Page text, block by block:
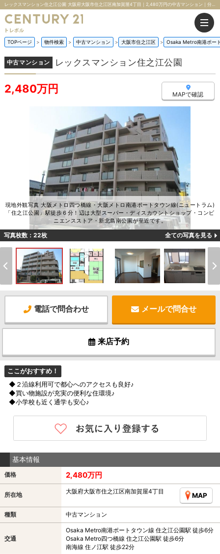
レックスマンション住之江公園 大阪府大阪市住之江区南加賀屋4丁目｜2,480万円の中古マンション｜分譲住宅や新築物件｜株式会社トレボル
TOPページ 物件検索 中古マンション 大阪市住之江区 Osaka Metro南港ポー
中古マンション レックスマンション住之江公園
2,480万円 MAPで確認
現地外観写真 大阪メトロ四つ橋線・大阪メトロ南港ポートタウン線(ニュートラム)
「住之江公園」駅徒歩６分！辺は大型スーパー・ディスカウントショップ・コンビ
ニエンスストア・新北島南公園が至近です。
写真枚数：22枚 全ての写真を見る
電話で問合わせ メールで問合せ
来店予約
ここがおすすめ！
◆２沿線利用可で都心へのアクセスも良好♪
◆買い物施設が充実の便利な住環境♪
◆小学校も近く通学も安心♪
基本情報
価格 2,480万円
所在地 大阪府大阪市住之江区南加賀屋4丁目
MAP
種類 中古マンション
交通
Osaka Metro南港ポートタウン線 住之江公園駅 徒歩6分
Osaka Metro四つ橋線 住之江公園駅 徒歩6分
南海線 住ノ江駅 徒歩22分